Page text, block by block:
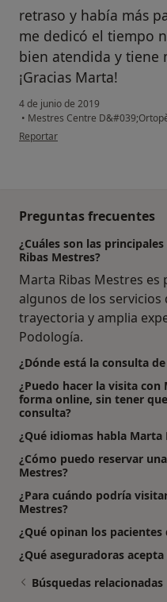
retraso y había más
me dedicó el tiempo
bien atendida y tiene
¡Gracias Marta!
4 de junio de 2019
• Mestres Centre
en opinión del usuario Cuenta
Reportar
Preguntas frecuentes
¿Cuáles son las
Ribas Mestres?
Marta Ribas Mestres
algunos de los
trayectoria y amplia
Podología.
¿Dónde está la consulta
¿Puedo hacer la visita con
forma online, sin tener
consulta?
¿Qué idiomas habla Marta
¿Cómo puedo reservar
Mestres?
¿Para cuándo podría
Mestres?
¿Qué opinan los
¿Qué aseguradoras
Búsquedas relacionadas